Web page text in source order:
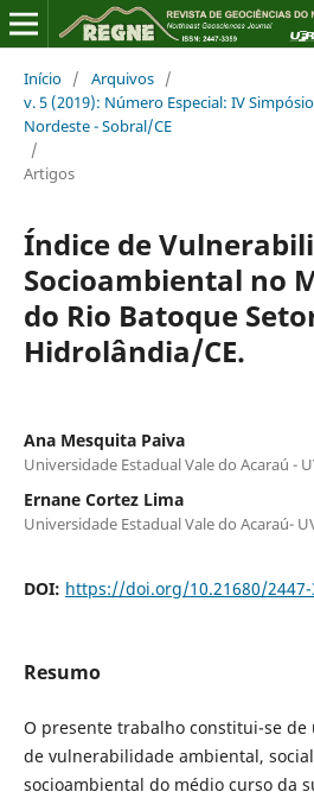
Início / Arquivos /
v. 5 (2019): Número Especial: IV
Nordeste - Sobral/CE
/
Artigos
Índice de
Socioambiental no
do Rio Batoque
Hidrolândia/CE.
Ana Mesquita Paiva
Universidade Estadual Vale do Acaraú -
Ernane Cortez Lima
Universidade Estadual Vale do Acaraú-
DOI: https://doi.org/10.21680/2447-
Resumo
O presente trabalho constitui-se
de vulnerabilidade ambiental,
socioambiental do médio curso da